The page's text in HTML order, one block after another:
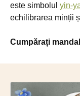
este simbolul yin-
echilibrarea minții
Cumpărați